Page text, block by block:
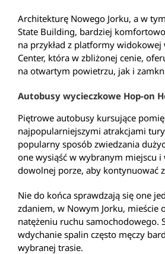
Architekturę Nowego Jorku, a w
State Building, bardziej
na przykład z platformy widokowej
Center, która w zbliżonej cenie,
na otwartym powietrzu, jak i
Autobusy wycieczkowe Hop-on
Piętrowe autobusy kursujące
najpopularniejszymi atrakcjami
popularny sposób zwiedzania
one wysiąść w wybranym miejscu i
dowolnej porze, aby kontynuować
Nie do końca sprawdzają się one
zdaniem, w Nowym Jorku, mieście
natężeniu ruchu samochodowego.
wdychanie spalin często męczy
wybranej trasie.